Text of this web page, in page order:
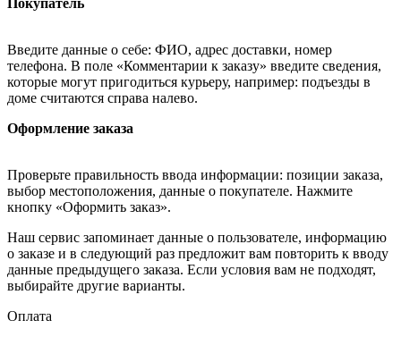
Введите данные о себе: ФИО, адрес доставки, номер
телефона. В поле «Комментарии к заказу» введите сведения,
которые могут пригодиться курьеру, например: подъезды в
доме считаются справа налево.
Оформление заказа
Проверьте правильность ввода информации: позиции заказа,
выбор местоположения, данные о покупателе. Нажмите
кнопку «Оформить заказ».
Наш сервис запоминает данные о пользователе, информацию
о заказе и в следующий раз предложит вам повторить к вводу
данные предыдущего заказа. Если условия вам не подходят,
выбирайте другие варианты.
Оплата